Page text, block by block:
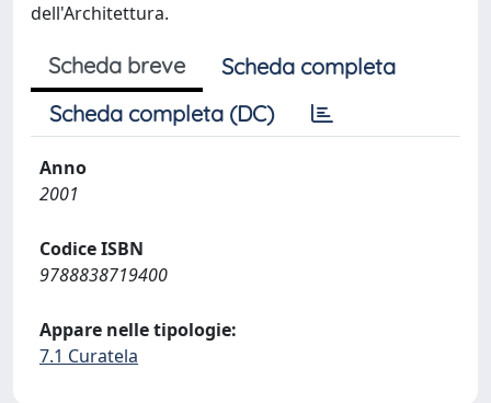
dell'Architettura.
Scheda breve
Scheda completa
Scheda completa (DC)
Anno
2001
Codice ISBN
9788838719400
Appare nelle tipologie:
7.1 Curatela